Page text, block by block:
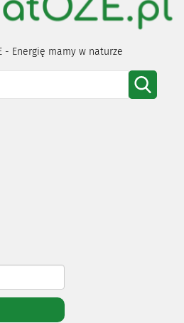
- Energię mamy w naturze